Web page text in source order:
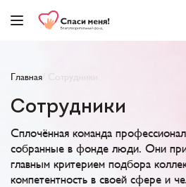
Главная Сотрудники
Сотрудники
Сплочённая команда
собранные в фонде люди. Они
главным критерием подбора
компетентность в своей сфере и